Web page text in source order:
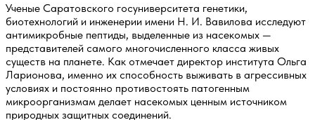
Ученые Саратовского госуниверситета генетики,
биотехнологий и инженерии имени Н. И. Вавилова исследуют
антимикробные пептиды, выделенные из насекомых —
представителей самого многочисленного класса живых
существ на планете. Как отмечает директор института Ольга
Ларионова, именно их способность выживать в агрессивных
условиях и постоянно противостоять патогенным
микроорганизмам делает насекомых ценным источником
природных защитных соединений.